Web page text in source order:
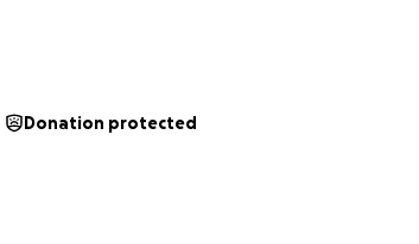
Donation protected